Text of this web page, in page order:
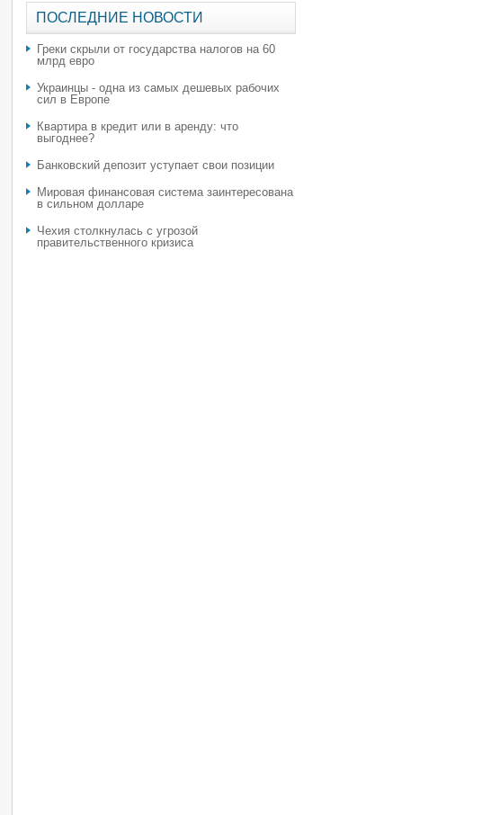
ПОСЛЕДНИЕ НОВОСТИ
Греки скрыли от государства налогов на 60
млрд евро
Украинцы - одна из самых дешевых рабочих
сил в Европе
Квартира в кредит или в аренду: что
выгоднее?
​Банковский депозит уступает свои позиции
Мировая финансовая система заинтересована
в сильном долларе
Чехия столкнулась с угрозой
правительственного кризиса